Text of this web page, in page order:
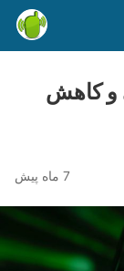
و کاهش
7 ماه پیش